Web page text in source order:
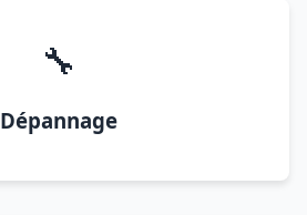
🔧
Dépannage